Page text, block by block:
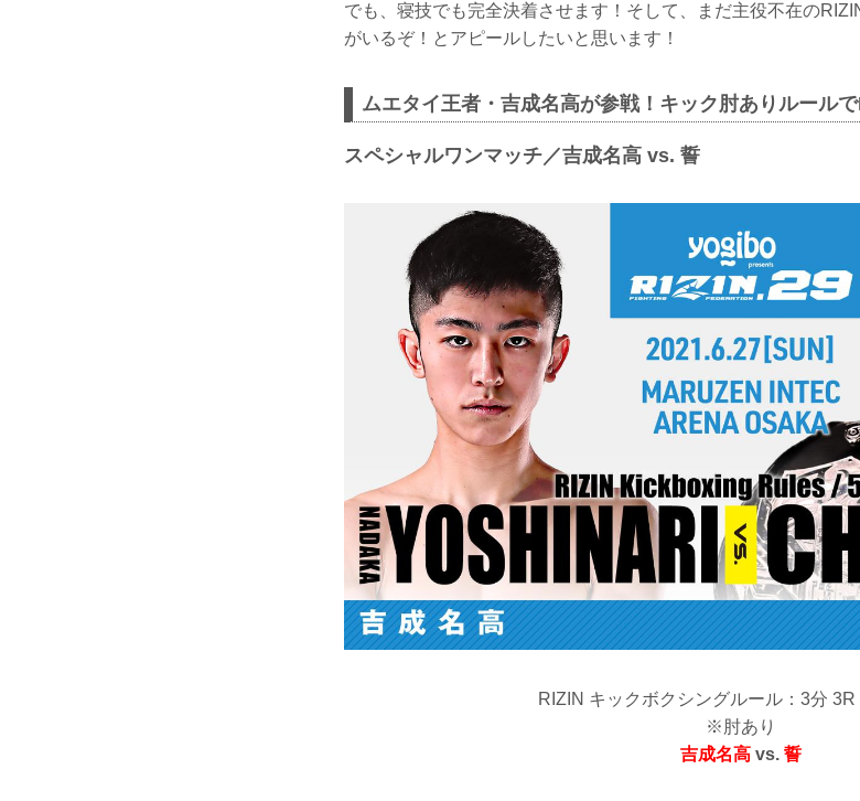
でも、寝技でも完全決着させます！そして、まだ主役不在の
がいるぞ！とアピールしたいと思います！
ムエタイ王者・吉成名高が参戦！キック肘ありルール
スペシャルワンマッチ／吉成名高 vs. 誓
RIZIN キックボクシングルール：3分 3R
※肘あり
吉成名高 vs. 誓